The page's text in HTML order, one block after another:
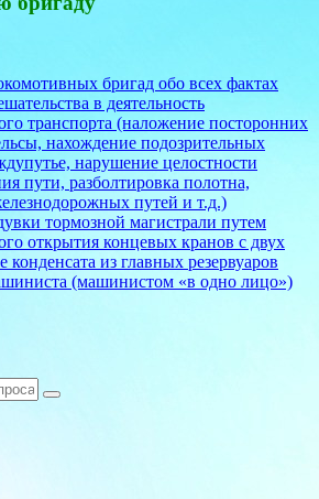
бригад обо всех фактах
в деятельность
транспорта (наложение посторонних
нахождение подозрительных
нарушение целостности
пути, разболтировка полотна,
путей и т.д.)
тормозной магистрали путем
открытия концевых кранов с двух
конденсата из главных резервуаров
(машинистом «в одно лицо»)